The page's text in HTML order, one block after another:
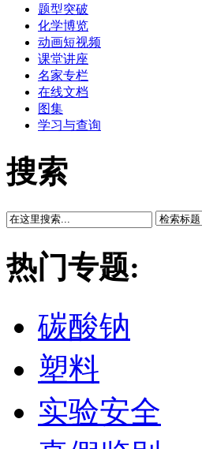
题型突破
化学博览
动画短视频
课堂讲座
名家专栏
在线文档
图集
学习与查询
搜索
热门专题:
碳酸钠
塑料
实验安全